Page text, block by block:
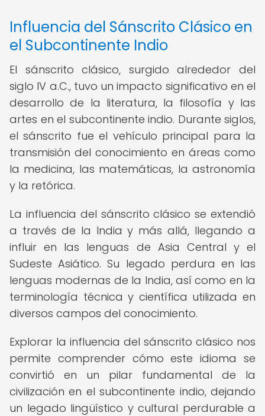
Influencia del Sánscrito Clásico en
el Subcontinente Indio
El sánscrito clásico, surgido alrededor del
siglo IV a.C., tuvo un impacto significativo en el
desarrollo de la literatura, la filosofía y las
artes en el subcontinente indio. Durante siglos,
el sánscrito fue el vehículo principal para la
transmisión del conocimiento en áreas como
la medicina, las matemáticas, la astronomía
y la retórica.
La influencia del sánscrito clásico se extendió
a través de la India y más allá, llegando a
influir en las lenguas de Asia Central y el
Sudeste Asiático. Su legado perdura en las
lenguas modernas de la India, así como en la
terminología técnica y científica utilizada en
diversos campos del conocimiento.
Explorar la influencia del sánscrito clásico nos
permite comprender cómo este idioma se
convirtió en un pilar fundamental de la
civilización en el subcontinente indio, dejando
un legado lingüístico y cultural perdurable a